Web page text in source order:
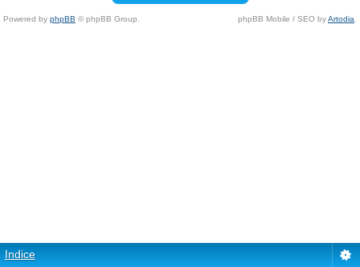
Powered by phpBB © phpBB Group. phpBB Mobile / SEO byArtodia
Indice